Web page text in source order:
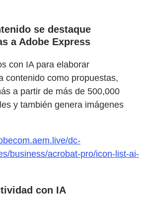
se destaque
a Adobe Express
con IA para elaborar
contenido como propuestas,
a partir de más de 500,000
y también genera imágenes
dc-
business/acrobat-pro/icon-list-ai-
con IA